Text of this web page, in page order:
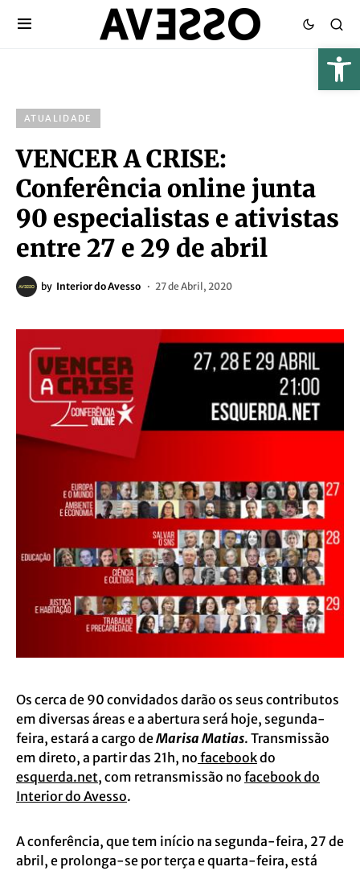
ATUALIDADE
VENCER A CRISE:
Conferência online junta
90 especialistas e ativistas
entre 27 e 29 de abril
by Interior do Avesso 27 de Abril, 2020
Os cerca de 90 convidados darão os seus contributos
em diversas áreas e a abertura será hoje, segunda-
feira, estará a cargo deMarisa Matias. Transmissão
em direto, a partir das 21h, no facebookdo
esquerda.net, com retransmissão no facebook do
Interior do Avesso.
A conferência, que tem início na segunda-feira, 27 de
abril, e prolonga-se por terça e quarta-feira, está